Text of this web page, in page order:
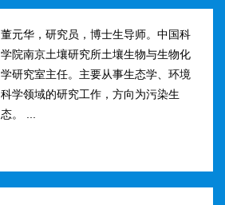
董元华，研究员，博士生导师。中国科
学院南京土壤研究所土壤生物与生物化
学研究室主任。主要从事生态学、环境
科学领域的研究工作，方向为污染生
态。 ...